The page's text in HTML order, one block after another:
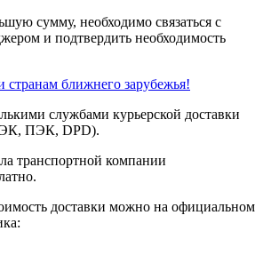
сумму, необходимо связаться с
и подтвердить необходимость
странам ближнего зарубежья!
службами курьерской доставки
ПЭК, DPD).
транспортной компании
доставки можно на официальном